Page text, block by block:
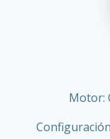
Motor: